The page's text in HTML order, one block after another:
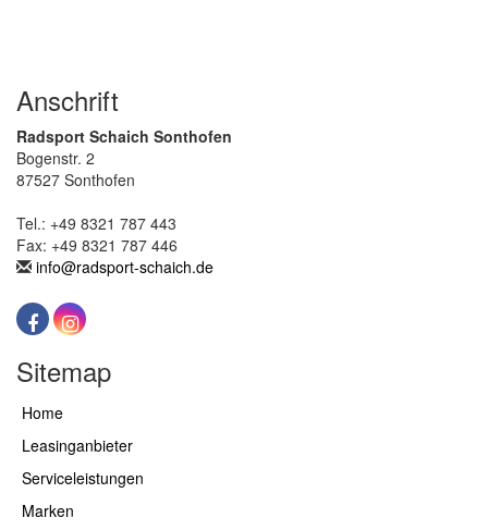
Anschrift
Radsport Schaich Sonthofen
Bogenstr. 2
87527 Sonthofen
Tel.: +49 8321 787 443
Fax: +49 8321 787 446
info@radsport-schaich.de
Sitemap
Home
Leasinganbieter
Serviceleistungen
Marken